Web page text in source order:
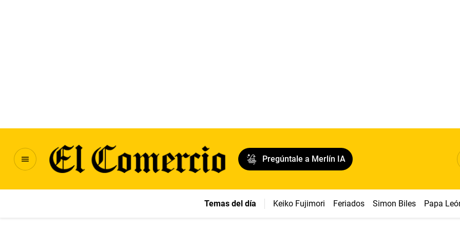
Pregúntale a Merlín IA
Temas del día Keiko Fujimori Feriados Simon Biles Papa